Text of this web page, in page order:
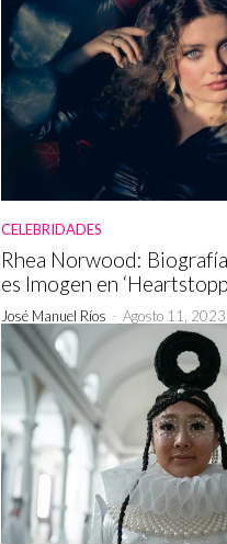
CELEBRIDADES
Rhea Norwood:
es Imogen en
José Manuel Ríos - Agosto 11, 2023